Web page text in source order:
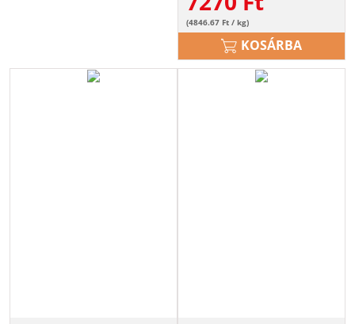
(4846.67 Ft / kg)
KOSÁRBA